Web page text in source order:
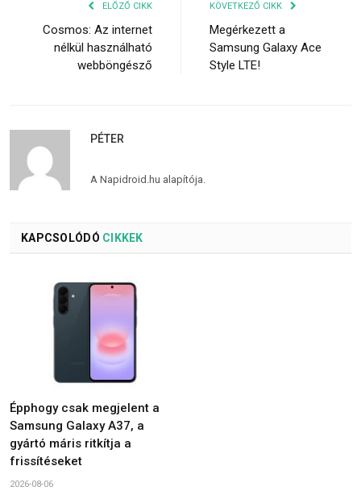
ELŐZŐ CIKK
Cosmos: Az internet
nélkül használható
webböngésző
KÖVETKEZŐ CIKK
Megérkezett a
Samsung Galaxy Ace
Style LTE!
PÉTER
A Napidroid.hu alapítója.
KAPCSOLÓDÓ CIKKEK
Épphogy csak megjelent a
Samsung Galaxy A37, a
gyártó máris ritkítja a
frissítéseket
2026-08-06